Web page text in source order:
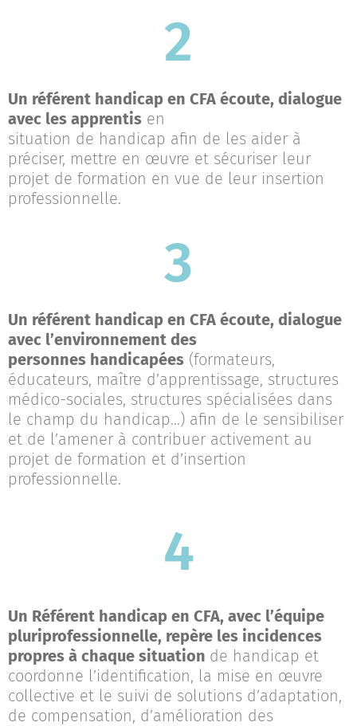
2
Un référent handicap en CFA écoute, dialogue
avec les apprentis en
situation de handicap afin de les aider à
préciser, mettre en œuvre et sécuriser leur
projet de formation en vue de leur insertion
professionnelle.
3
Un référent handicap en CFA écoute, dialogue
avec l’environnement des
personnes handicapées (formateurs,
éducateurs, maître d’apprentissage, structures
médico-sociales, structures spécialisées dans
le champ du handicap…) afin de le sensibiliser
et de l’amener à contribuer activement au
projet de formation et d’insertion
professionnelle.
4
Un Référent handicap en CFA, avec l’équipe
pluriprofessionnelle, repère les incidences
propres à chaque situation de handicap et
coordonne l’identification, la mise en œuvre
collective et le suivi de solutions d’adaptation,
de compensation, d’amélioration des